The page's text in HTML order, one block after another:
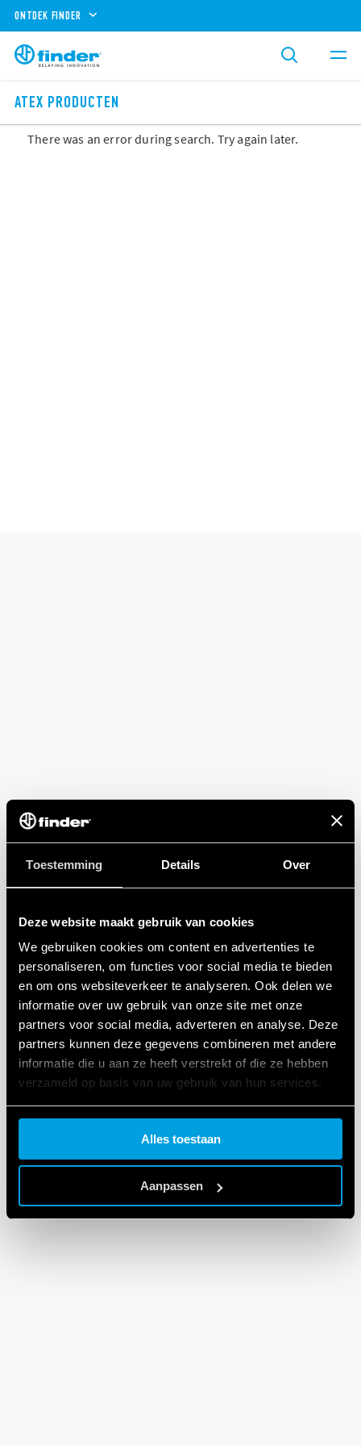
Toestemming Details Over
Deze website maakt gebruik van cookies
We gebruiken cookies om content en advertenties te
personaliseren, om functies voor social media te bieden
en om ons websiteverkeer te analyseren. Ook delen we
informatie over uw gebruik van onze site met onze
partners voor social media, adverteren en analyse. Deze
partners kunnen deze gegevens combineren met andere
informatie die u aan ze heeft verstrekt of die ze hebben
verzameld op basis van uw gebruik van hun services.
Cookie policy.
Alles toestaan
Aanpassen
ONTDEK FINDER
ATEX PRODUCTEN
There was an error during search. Try again later.